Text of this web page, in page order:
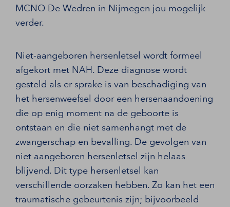
MCNO De Wedren in Nijmegen jou mogelijk
verder.
Niet-aangeboren hersenletsel wordt formeel
afgekort met NAH. Deze diagnose wordt
gesteld als er sprake is van beschadiging van
het hersenweefsel door een hersenaandoening
die op enig moment na de geboorte is
ontstaan en die niet samenhangt met de
zwangerschap en bevalling. De gevolgen van
niet aangeboren hersenletsel zijn helaas
blijvend. Dit type hersenletsel kan
verschillende oorzaken hebben. Zo kan het een
traumatische gebeurtenis zijn; bijvoorbeeld